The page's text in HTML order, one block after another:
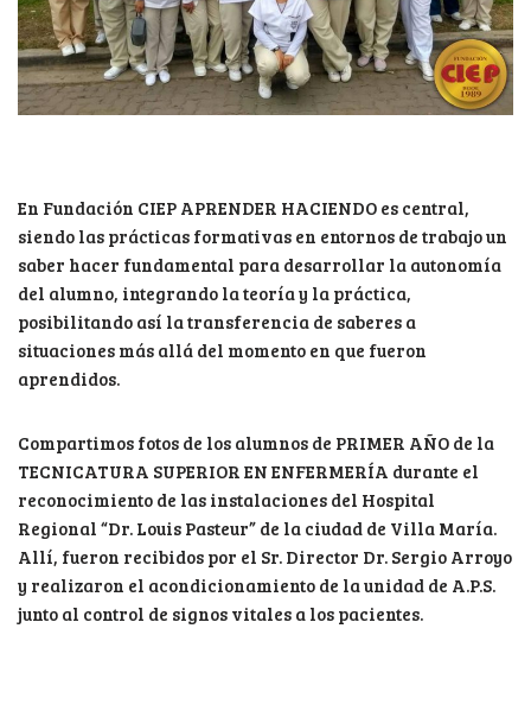
En Fundación CIEP APRENDER HACIENDO es central,
siendo las prácticas formativas en entornos de trabajo un
saber hacer fundamental para desarrollar la autonomía
del alumno, integrando la teoría y la práctica,
posibilitando así la transferencia de saberes a
situaciones más allá del momento en que fueron
aprendidos.
Compartimos fotos de los alumnos de PRIMER AÑO de la
TECNICATURA SUPERIOR EN ENFERMERÍA durante el
reconocimiento de las instalaciones del Hospital
Regional “Dr. Louis Pasteur” de la ciudad de Villa María.
Allí, fueron recibidos por el Sr. Director Dr. Sergio Arroyo
y realizaron el acondicionamiento de la unidad de A.P.S.
junto al control de signos vitales a los pacientes.